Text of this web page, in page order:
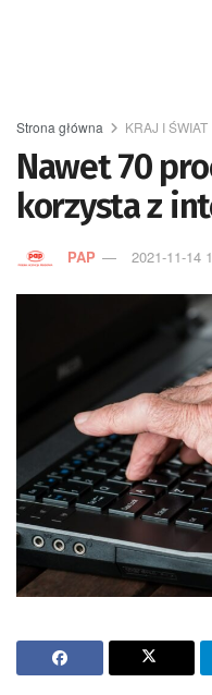
Strona główna KRAJ I ŚWIAT
Nawet 70
korzysta z
PAP 2021-11-14